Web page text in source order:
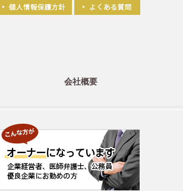
会社概要